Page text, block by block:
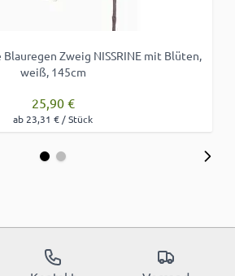
Zweig NISSRINE mit Blüten,
weiß, 145cm
25,90 €
ab 23,31 € / Stück